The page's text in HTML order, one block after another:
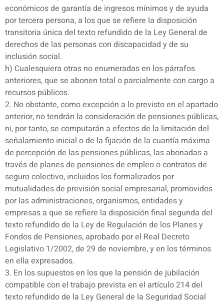
económicos de garantía de ingresos mínimos y de ayuda
por tercera persona, a los que se refiere la disposición
transitoria única del texto refundido de la Ley General de
derechos de las personas con discapacidad y de su
inclusión social.
h) Cualesquiera otras no enumeradas en los párrafos
anteriores, que se abonen total o parcialmente con cargo a
recursos públicos.
2. No obstante, como excepción a lo previsto en el apartado
anterior, no tendrán la consideración de pensiones públicas,
ni, por tanto, se computarán a efectos de la limitación del
señalamiento inicial o de la fijación de la cuantía máxima
de percepción de las pensiones públicas, las abonadas a
través de planes de pensiones de empleo o contratos de
seguro colectivo, incluidos los formalizados por
mutualidades de previsión social empresarial, promovidos
por las administraciones, organismos, entidades y
empresas a que se refiere la disposición final segunda del
texto refundido de la Ley de Regulación de los Planes y
Fondos de Pensiones, aprobado por el Real Decreto
Legislativo 1/2002, de 29 de noviembre, y en los términos
en ella expresados.
3. En los supuestos en los que la pensión de jubilación
compatible con el trabajo prevista en el artículo 214 del
texto refundido de la Ley General de la Seguridad Social